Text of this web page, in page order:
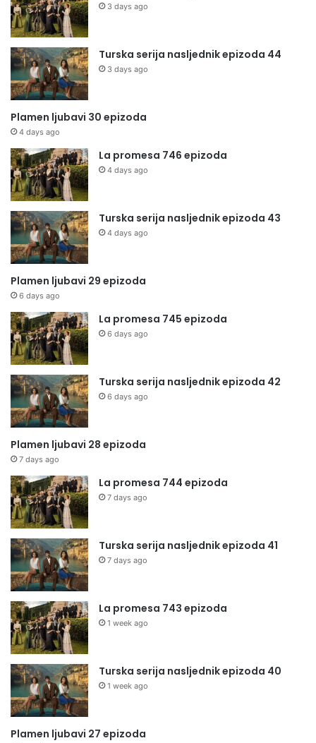
3 days ago
Turska serija nasljednik epizoda 44
3 days ago
Plamen ljubavi 30 epizoda
4 days ago
La promesa 746 epizoda
4 days ago
Turska serija nasljednik epizoda 43
4 days ago
Plamen ljubavi 29 epizoda
6 days ago
La promesa 745 epizoda
6 days ago
Turska serija nasljednik epizoda 42
6 days ago
Plamen ljubavi 28 epizoda
7 days ago
La promesa 744 epizoda
7 days ago
Turska serija nasljednik epizoda 41
7 days ago
La promesa 743 epizoda
1 week ago
Turska serija nasljednik epizoda 40
1 week ago
Plamen ljubavi 27 epizoda